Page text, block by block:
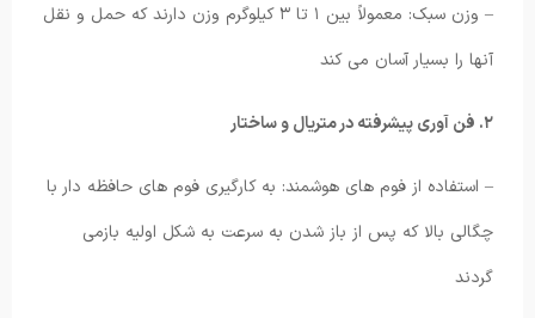
– وزن سبک: معمولاً بین ۱ تا ۳ کیلوگرم وزن دارند که حمل و نقل
آنها را بسیار آسان می کند
۲. فن آوری پیشرفته در متریال و ساختار
– استفاده از فوم های هوشمند: به کارگیری فوم های حافظه دار با
چگالی بالا که پس از باز شدن به سرعت به شکل اولیه بازمی
گردند